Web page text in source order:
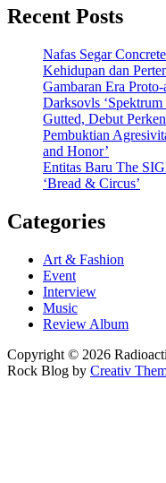
Recent Posts
Nafas Segar
Kehidupan dan
Gambaran Era
Darksovls ‘Spektrum
Gutted, Debut
Pembuktian
and Honor’
Entitas Baru The
‘Bread & Circus’
Categories
Art & Fashion
Event
Interview
Music
Review Album
Copyright © 2026
Rock Blog by Creativ